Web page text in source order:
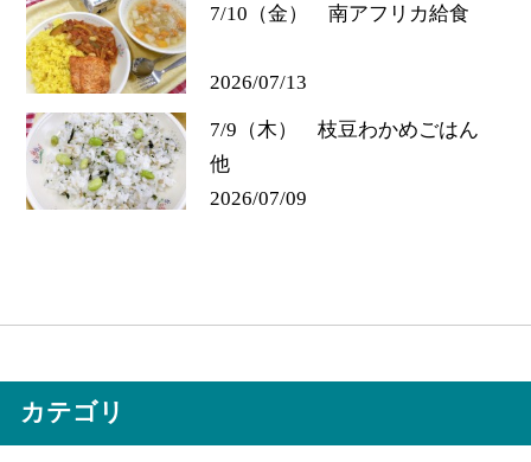
7/10（金） 南アフリカ給食
2026/07/13
7/9（木） 枝豆わかめごはん
他
2026/07/09
カテゴリ